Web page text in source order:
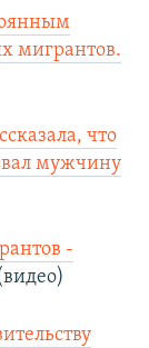
мигрантов.
что
мужчину
-